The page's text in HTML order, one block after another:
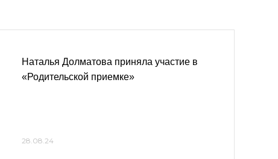
Наталья Долматова приняла участие в
«Родительской приемке»
28.08.24